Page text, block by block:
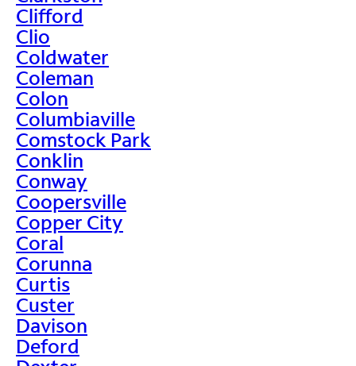
Clifford
Clio
Coldwater
Coleman
Colon
Columbiaville
Comstock Park
Conklin
Conway
Coopersville
Copper City
Coral
Corunna
Curtis
Custer
Davison
Deford